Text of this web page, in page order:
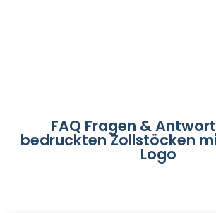
FAQ Fragen &
bedruckten Zollstöcken
Logo